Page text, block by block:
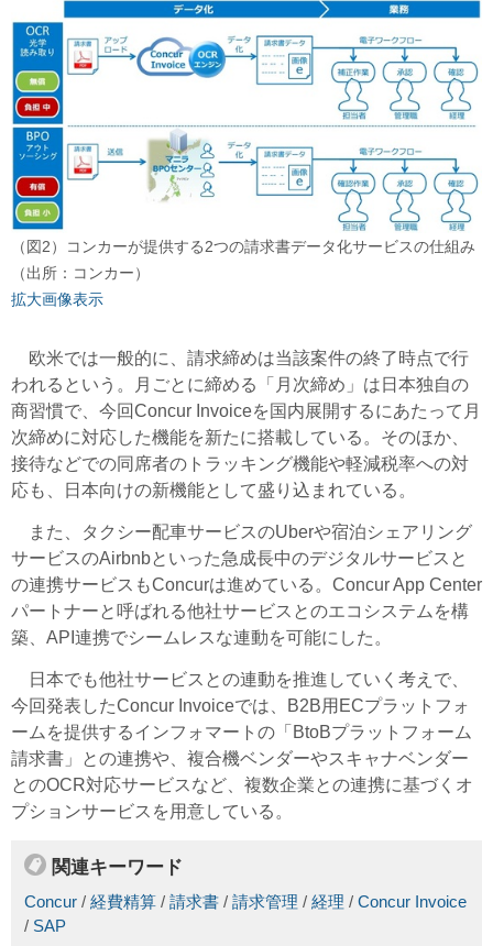
（図2）コンカーが提供する2つの請求書データ化サービスの仕組み
（出所：コンカー）
拡大画像表示
欧米では一般的に、請求締めは当該案件の終了時点で行
われるという。月ごとに締める「月次締め」は日本独自の
商習慣で、今回Concur Invoiceを国内展開するにあたって月
次締めに対応した機能を新たに搭載している。そのほか、
接待などでの同席者のトラッキング機能や軽減税率への対
応も、日本向けの新機能として盛り込まれている。
また、タクシー配車サービスのUberや宿泊シェアリング
サービスのAirbnbといった急成長中のデジタルサービスと
の連携サービスもConcurは進めている。Concur App Center
パートナーと呼ばれる他社サービスとのエコシステムを構
築、API連携でシームレスな連動を可能にした。
日本でも他社サービスとの連動を推進していく考えで、
今回発表したConcur Invoiceでは、B2B用ECプラットフォ
ームを提供するインフォマートの「BtoBプラットフォーム
請求書」との連携や、複合機ベンダーやスキャナベンダー
とのOCR対応サービスなど、複数企業との連携に基づくオ
プションサービスを用意している。
関連キーワード
Concur / 経費精算 / 請求書 / 請求管理 / 経理 / Concur Invoice
/ SAP